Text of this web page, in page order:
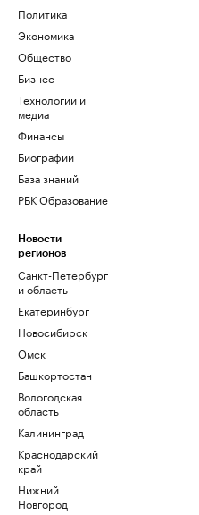
Политика
Экономика
Общество
Бизнес
Технологии и
медиа
Финансы
Биографии
База знаний
РБК Образование
Новости
регионов
Санкт-Петербург
и область
Екатеринбург
Новосибирск
Омск
Башкортостан
Вологодская
область
Калининград
Краснодарский
край
Нижний
Новгород